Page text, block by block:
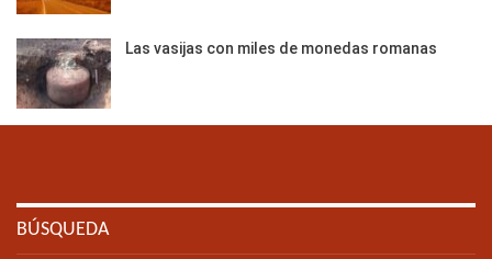
Las vasijas con miles de monedas romanas
BÚSQUEDA